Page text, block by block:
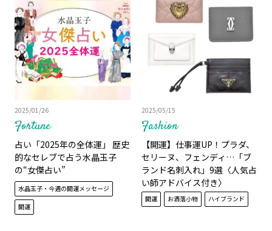
Fortune
2025/01/26
占い「2025年の全体運」 歴史
的なセレブで占う水晶玉子
の“女傑占い”
水晶玉子・今週の開運メッセージ
開運
Fashion
2025/05/15
【開運】仕事運UP！プラダ、
セリーヌ、フェンディ…「ブ
ランド名刺入れ」9選〈人気占
い師アドバイス付き〉
開運 お洒落小物 ハイブランド